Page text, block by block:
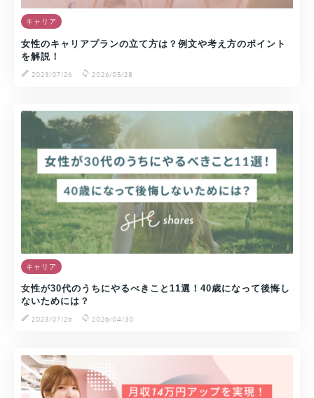
キャリア
女性のキャリアプランの立て方は？例文や考え方のポイント
を解説！
2023/07/26
2026/05/28
キャリア
女性が30代のうちにやるべきこと11選！40歳になって後悔し
ないためには？
2023/07/26
2026/04/30